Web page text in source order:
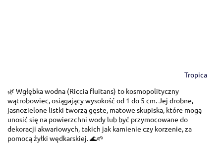
Tropica
🌿 Wgłębka wodna (Riccia fluitans) to kosmopolityczny
wątrobowiec, osiągający wysokość od 1 do 5 cm. Jej drobne,
jasnozielone listki tworzą gęste, matowe skupiska, które mogą
unosić się na powierzchni wody lub być przymocowane do
dekoracji akwariowych, takich jak kamienie czy korzenie, za
pomocą żyłki wędkarskiej. 🌊🌱